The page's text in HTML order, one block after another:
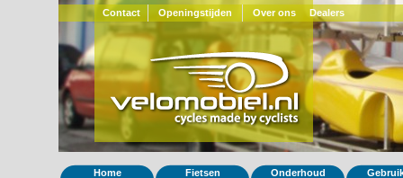
Contact Openingstijden Over ons Dealers
Home Fietsen Onderhoud